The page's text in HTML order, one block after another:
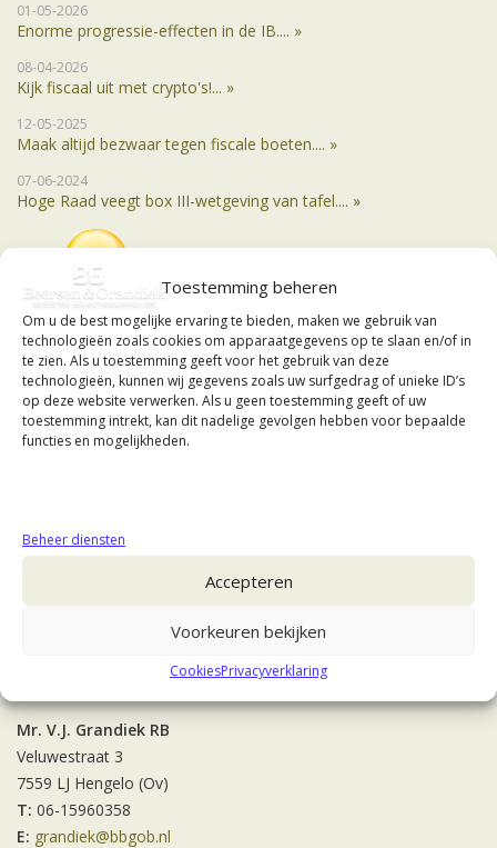
Toestemming beheren
Om u de best mogelijke ervaring te bieden, maken we gebruik van
technologieën zoals cookies om apparaatgegevens op te slaan en/of in
te zien. Als u toestemming geeft voor het gebruik van deze
technologieën, kunnen wij gegevens zoals uw surfgedrag of unieke ID’s
op deze website verwerken. Als u geen toestemming geeft of uw
toestemming intrekt, kan dit nadelige gevolgen hebben voor bepaalde
functies en mogelijkheden.
Beheer diensten
Accepteren
Voorkeuren bekijken
CookiesPrivacyverklaring
01-05-2026
Enorme progressie-effecten in de IB.... »
08-04-2026
Kijk fiscaal uit met crypto's!... »
12-05-2025
Maak altijd bezwaar tegen fiscale boeten.... »
07-06-2024
Hoge Raad veegt box III-wetgeving van tafel.... »
Mr. V.J. Grandiek RB
Veluwestraat 3
7559 LJ Hengelo (Ov)
T: 06-15960358
E: grandiek@bbgob.nl